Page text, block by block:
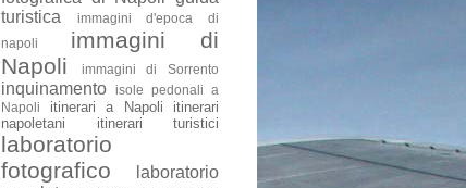
turistica
immagini d'epoca di
napoli
immagini di
Napoli
immagini di Sorrento
inquinamento
isole pedonali a
Napoli
itinerari a Napoli
itinerari
napoletani
itinerari turistici
laboratorio
fotografico
laboratorio